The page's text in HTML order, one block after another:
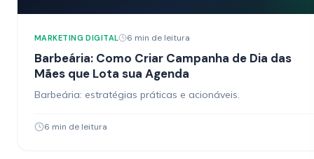
MARKETING DIGITAL 6 min de leitura
Barbeária: Como Criar Campanha de Dia das
Mães que Lota sua Agenda
Barbeária: estratégias práticas e acionáveis.
6 min de leitura